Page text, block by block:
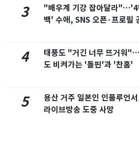
3
"배우계 기강 잡아달라"…'4
백' 수애, SNS 오픈·프로필
4
태풍도 "거긴 너무 뜨거워
도 비켜가는 '돌핀'과 '찬홈'
5
용산 거주 일본인 인플루언
라이브방송 도중 사망